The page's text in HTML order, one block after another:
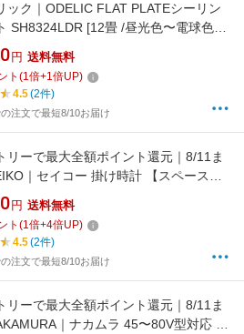
ック｜ODELIC FLAT PLATEシーリン
SH8324LDR [12畳 /昼光色〜電球色 /
付属]
円 送料無料
ト (1倍+1倍UP)
4.5(2件)
注文で最短8/10お届け
リーで最大全額ポイント還元｜8/11ま
｜セイコー 掛け時計 【スペースリ
星電波クロック）】 薄茶木目模様
[電波自動受信機能有]
円 送料無料
ト (1倍+4倍UP)
4.5(2件)
注文で最短8/10お届け
リーで最大全額ポイント還元｜8/11ま
｜ナカムラ 45〜80V型対応 テ